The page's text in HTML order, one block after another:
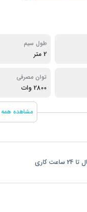
طول سیم
2 متر
توان مصرفی
2800 وات
مشاهده
کاری